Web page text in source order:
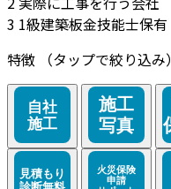
3 1級建築板金技能士保有
特徴
（タップで絞り込み）